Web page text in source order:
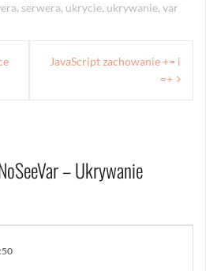
, serwera, ukrycie, ukrywanie, var
JavaScript zachowanie += i
=+
– Ukrywanie